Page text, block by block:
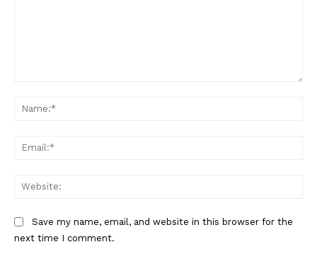
Save my name, email, and website in this browser for the
next time I comment.